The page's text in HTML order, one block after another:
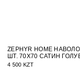
ZEPHYR HOME
ШТ. 70Х70 САТИН
4 500 KZT